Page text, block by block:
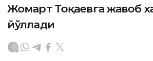
Жомарт Тоқаевга жавоб
йўллади